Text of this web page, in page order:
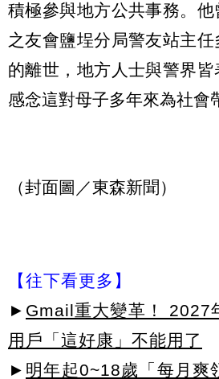
積極參與地方公共事務。
之友會鹽埕分局警友站主
的離世，地方人士與警界
感念這對母子多年來為社會
（封面圖／東森新聞）
【往下看更多】
► Gmail重大變革！ 2027
用戶「這好康」不能用了
► 明年起0~18歲「每月爽